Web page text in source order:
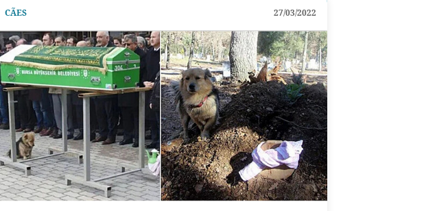
CÃES 27/03/2022